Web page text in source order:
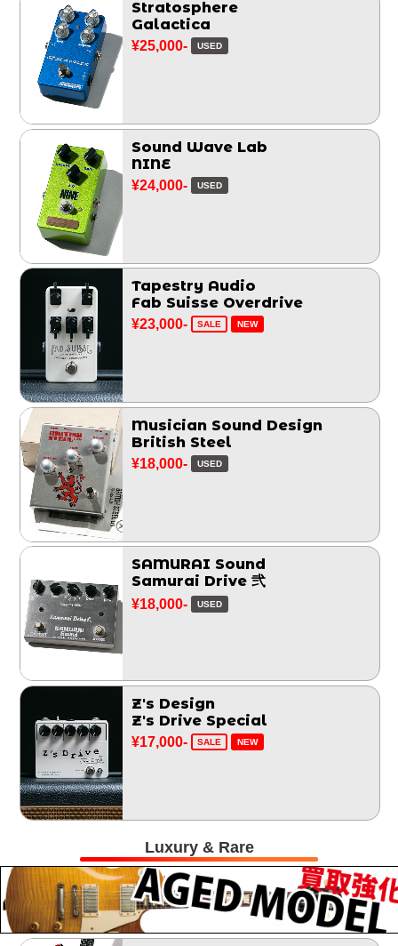
Stratosphere
Galactica
¥25,000- USED
Sound Wave Lab
NINE
¥24,000- USED
Tapestry Audio
Fab Suisse Overdrive
¥23,000- SALE NEW
Musician Sound Design
British Steel
¥18,000- USED
SAMURAI Sound
Samurai Drive 弐
¥18,000- USED
Z's Design
Z's Drive Special
¥17,000- SALE NEW
Luxury & Rare